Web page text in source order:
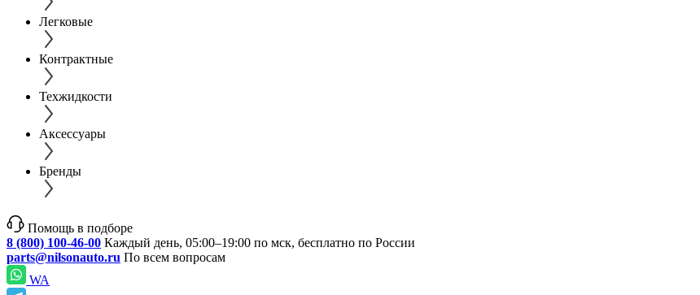
Легковые
Контрактные
Техжидкости
Аксессуары
Бренды
Помощь в подборе
8 (800) 100-46-00 Каждый день, 05:00–19:00 по мск, бесплатно по России
parts@nilsonauto.ru По всем вопросам
WA